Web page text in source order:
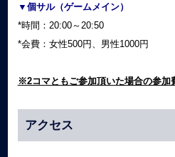
▼個サル（ゲームメイン）
*時間：20:00～20:50
*会費：女性500円、男性1000円
※2コマともご参加頂いた場合の参加
アクセス